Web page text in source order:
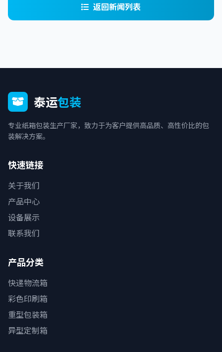
返回新闻列表
泰运包装
专业纸箱包装生产厂家，致力于为客户提供高品质、高性价比的包
装解决方案。
快速链接
关于我们
产品中心
设备展示
联系我们
产品分类
快递物流箱
彩色印刷箱
重型包装箱
异型定制箱